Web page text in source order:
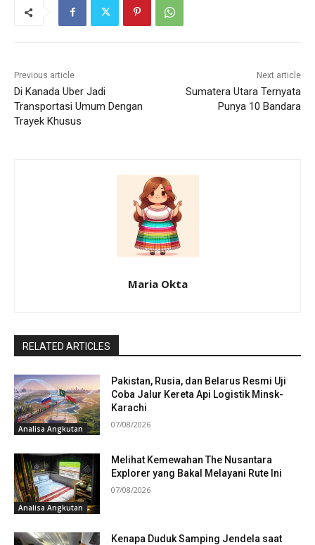
Previous article
Di Kanada Uber Jadi
Transportasi Umum Dengan
Trayek Khusus
Next article
Sumatera Utara Ternyata
Punya 10 Bandara
Maria Okta
RELATED ARTICLES
Analisa Angkutan
Pakistan, Rusia, dan Belarus Resmi Uji
Coba Jalur Kereta Api Logistik Minsk-
Karachi
07/08/2026
Analisa Angkutan
Melihat Kemewahan The Nusantara
Explorer yang Bakal Melayani Rute Ini
07/08/2026
Kenapa Duduk Samping Jendela saat